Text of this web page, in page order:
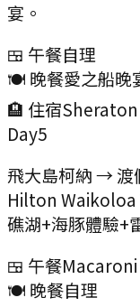
宴。
🍱 午餐自理
🍽️ 晚餐愛之船晚
🏨 住宿
Day5
飛大島柯納 → 渡
Hilton Waikoloa
礁湖+海豚體驗+
🍱 午餐
🍽️ 晚餐自理